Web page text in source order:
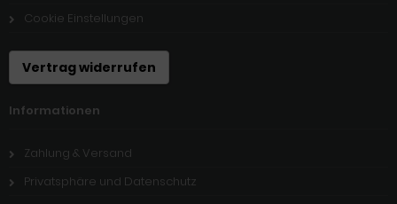
Cookie Einstellungen
Vertrag widerrufen
Informationen
Zahlung & Versand
Privatsphäre und Datenschutz